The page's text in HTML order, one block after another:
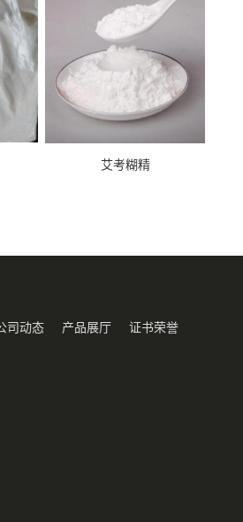
艾考糊精
司动态 产品展厅 证书荣誉